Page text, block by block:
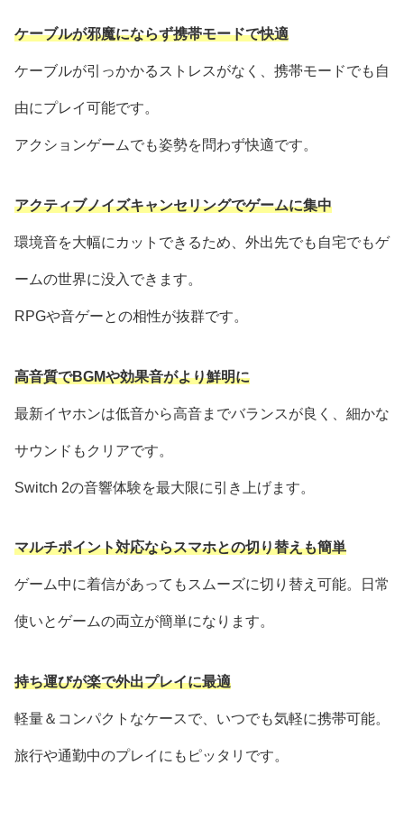
ケーブルが邪魔にならず携帯モードで快適
ケーブルが引っかかるストレスがなく、携帯モードでも自
由にプレイ可能です。
アクションゲームでも姿勢を問わず快適です。
アクティブノイズキャンセリングでゲームに集中
環境音を大幅にカットできるため、外出先でも自宅でもゲ
ームの世界に没入できます。
RPGや音ゲーとの相性が抜群です。
高音質でBGMや効果音がより鮮明に
最新イヤホンは低音から高音までバランスが良く、細かな
サウンドもクリアです。
Switch 2の音響体験を最大限に引き上げます。
マルチポイント対応ならスマホとの切り替えも簡単
ゲーム中に着信があってもスムーズに切り替え可能。日常
使いとゲームの両立が簡単になります。
持ち運びが楽で外出プレイに最適
軽量＆コンパクトなケースで、いつでも気軽に携帯可能。
旅行や通勤中のプレイにもピッタリです。